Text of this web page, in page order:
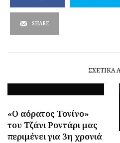
SHARE
ΣΧΕΤΙΚΆ
«Ο αόρατος Τονίνο»
του Τζάνι Ροντάρι μας
περιμένει για 3η χρονιά